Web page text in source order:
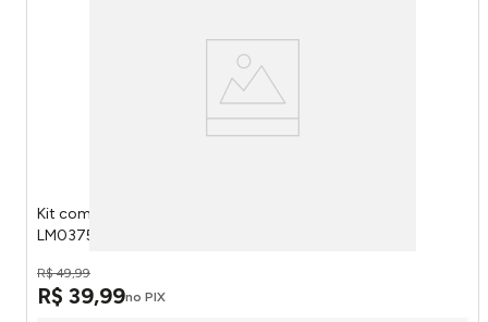
Kit com 3 Tábuas de Corte em Bambu P/M/G LM0375/
LM0375FTO - honeyhome
R$ 49,99
R$ 39,99no PIX